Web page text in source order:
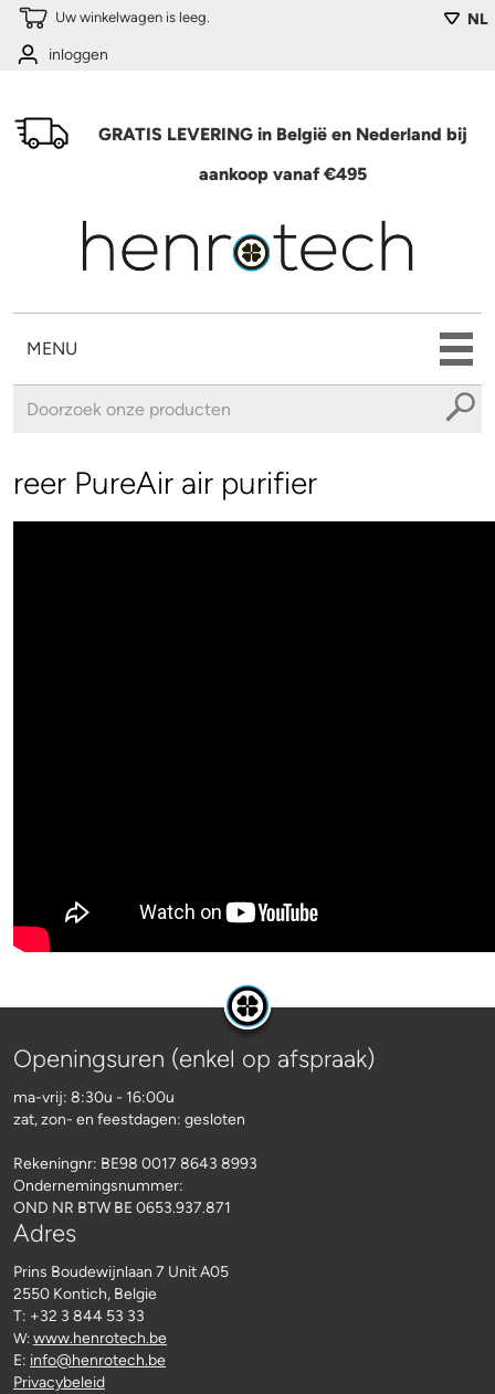
Overslaan en naar de algemene inhoud gaan NL
Uw winkelwagen is leeg.
inloggen
GRATIS LEVERING in België en Nederland bij
aankoop vanaf €495
MENU
reer PureAir air purifier
Openingsuren (enkel op afspraak)
ma-vrij: 8:30u - 16:00u
zat, zon- en feestdagen: gesloten
Rekeningnr: BE98 0017 8643 8993
Ondernemingsnummer:
OND NR BTW BE 0653.937.871
Adres
Prins Boudewijnlaan 7 Unit A05
2550 Kontich, Belgie
T: +32 3 844 53 33
W: www.henrotech.be
E: info@henrotech.be
Privacybeleid